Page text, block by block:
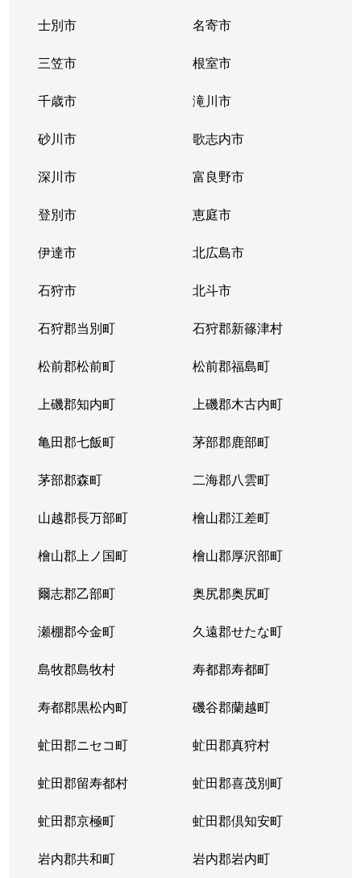
北４０条東
栄町(札幌)
北４１条東
麻生
北４２条東
栄町(札幌)
北４３条東
栄町(札幌)
北４３条東
栄町(札幌)
北４６条東
栄町(札幌)
北４６条東
栄町(札幌)
東苗穂５条
元町(札幌)
伏古４条
環状通東
本町２条
環状通東
士別市 名寄市
三笠市 根室市
千歳市 滝川市
砂川市 歌志内市
深川市 富良野市
登別市 恵庭市
伊達市 北広島市
石狩市 北斗市
石狩郡当別町 石狩郡新篠津村
松前郡松前町 松前郡福島町
上磯郡知内町 上磯郡木古内町
亀田郡七飯町 茅部郡鹿部町
茅部郡森町 二海郡八雲町
山越郡長万部町 檜山郡江差町
檜山郡上ノ国町 檜山郡厚沢部町
爾志郡乙部町 奥尻郡奥尻町
瀬棚郡今金町 久遠郡せたな町
島牧郡島牧村 寿都郡寿都町
寿都郡黒松内町 磯谷郡蘭越町
虻田郡ニセコ町 虻田郡真狩村
虻田郡留寿都村 虻田郡喜茂別町
虻田郡京極町 虻田郡倶知安町
岩内郡共和町 岩内郡岩内町